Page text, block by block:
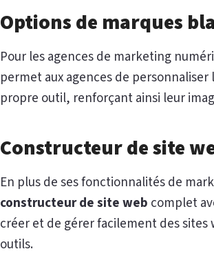
Options de marques
Pour les agences de marketing
permet aux agences de
propre outil, renforçant ainsi leur
Constructeur de site
En plus de ses fonctionnalités de
constructeur de site web complet
créer et de gérer facilement des sites
outils.